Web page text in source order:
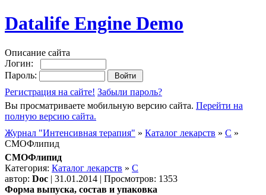
Datalife Engine Demo
Описание сайта
Логин:
Пароль:
Регистрация на сайте! Забыли пароль?
Вы просматриваете мобильную версию сайта. Перейти на
полную версию сайта.
Журнал "Интенсивная терапия" » Каталог лекарств » C »
СМОФлипид
СМОФлипид
Категория: Каталог лекарств » C
автор: Doc | 31.01.2014 | Просмотров: 1353
Форма выпуска, состав и упаковка